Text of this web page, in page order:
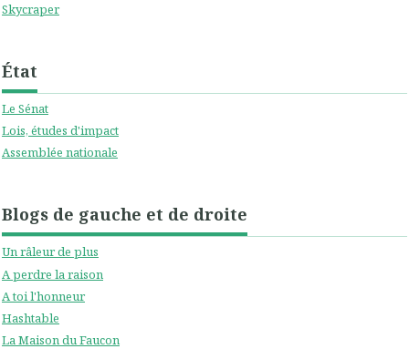
Skycraper
État
Le Sénat
Lois, études d'impact
Assemblée nationale
Blogs de gauche et de droite
Un râleur de plus
A perdre la raison
A toi l'honneur
Hashtable
La Maison du Faucon